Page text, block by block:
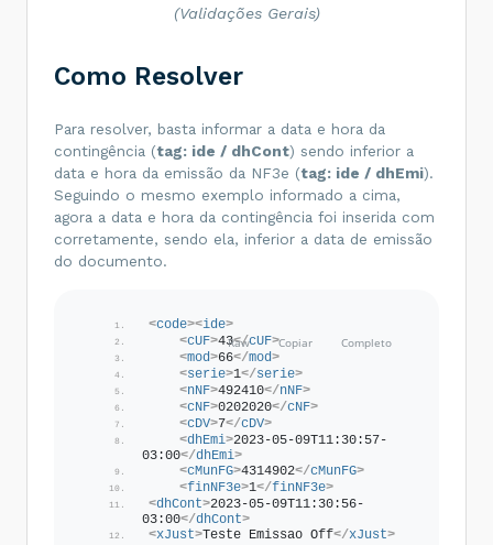
(Validações Gerais)
Como Resolver
Para resolver, basta informar a data e hora da
contingência (tag: ide / dhCont) sendo inferior a
data e hora da emissão da NF3e (tag: ide / dhEmi).
Seguindo o mesmo exemplo informado a cima,
agora a data e hora da contingência foi inserida com
corretamente, sendo ela, inferior a data de emissão
do documento.
<code><ide>
<cUF>43</cUF>
<mod>66</mod>
<serie>1</serie>
<nNF>492410</nNF>
<cNF>0202020</cNF>
<cDV>7</cDV>
<dhEmi>2023-05-09T11:30:57-
03:00</dhEmi>
<cMunFG>4314902</cMunFG>
<finNF3e>1</finNF3e>
<dhCont>2023-05-09T11:30:56-
03:00</dhCont>
<xJust>Teste Emissao Off</xJust>